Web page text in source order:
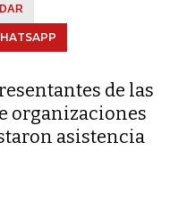
de las
organizaciones
asistencia